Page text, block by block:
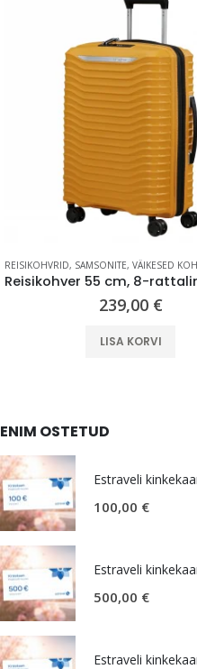
REISIKOHVRID, SAMSONITE, VÄIKESED
239,00 €
LISA KORVI
ENIM OSTETUD
Estraveli
100,00 €
Estraveli
500,00 €
Estraveli